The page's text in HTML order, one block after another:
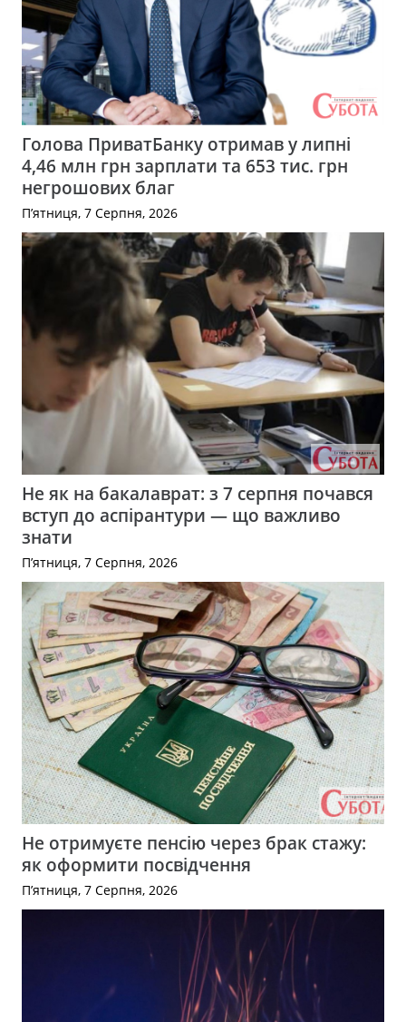
Голова ПриватБанку отримав у липні
4,46 млн грн зарплати та 653 тис. грн
негрошових благ
П’ятниця, 7 Серпня, 2026
Не як на бакалаврат: з 7 серпня почався
вступ до аспірантури — що важливо
знати
П’ятниця, 7 Серпня, 2026
Не отримуєте пенсію через брак стажу:
як оформити посвідчення
П’ятниця, 7 Серпня, 2026